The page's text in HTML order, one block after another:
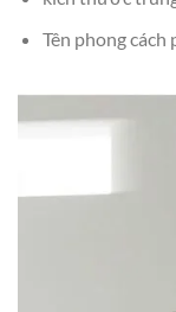
Tên phong